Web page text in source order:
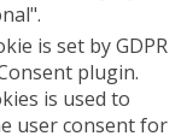
is set by GDPR
plugin.
is used to
user consent for